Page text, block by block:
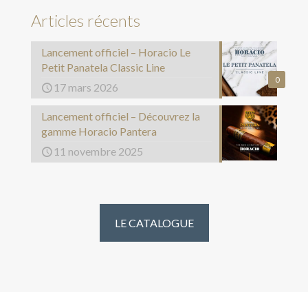
Articles récents
0
Lancement officiel – Horacio Le
Petit Panatela Classic Line
17 mars 2026
Lancement officiel – Découvrez la
gamme Horacio Pantera
11 novembre 2025
LE CATALOGUE